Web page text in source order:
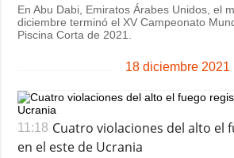
En Abu Dabi, Emiratos Árabes Unidos, el
diciembre terminó el XV Campeonato
Piscina Corta de 2021.
18 diciembre 2021
11:18 Cuatro violaciones del alto el
en el este de Ucrania